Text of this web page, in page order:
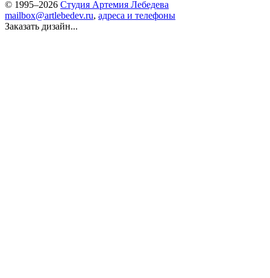
© 1995–2026 Студия Артемия Лебедева
mailbox@artlebedev.ru, адреса и телефоны
Заказать дизайн...